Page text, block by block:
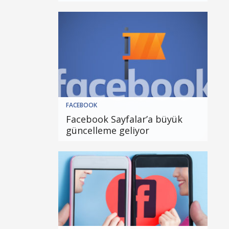
FACEBOOK
Facebook Sayfalar’a büyük
güncelleme geliyor